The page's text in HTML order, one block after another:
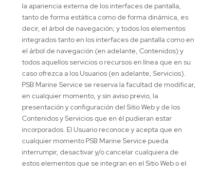
la apariencia externa de los interfaces de pantalla,
tanto de forma estática como de forma dinámica, es
decir, el árbol de navegación; y todos los elementos
integrados tanto en los interfaces de pantalla como en
el árbol de navegación (en adelante, Contenidos) y
todos aquellos servicios o recursos en línea que en su
caso ofrezca a los Usuarios (en adelante, Servicios).
PSB Marine Service se reserva la facultad de modificar,
en cualquier momento, y sin aviso previo, la
presentación y configuración del Sitio Web y de los
Contenidos y Servicios que en él pudieran estar
incorporados. El Usuario reconoce y acepta que en
cualquier momento PSB Marine Service pueda
interrumpir, desactivar y/o cancelar cualquiera de
estos elementos que se integran en el Sitio Web o el